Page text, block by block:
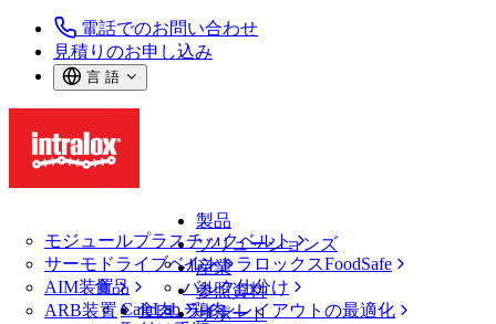
電話でのお問い合わせ
見積りのお申し込み
言 語
製品
モジュールプラスチックベルト
サーモドライブベルト
AIM装置
ARB装置
ソリューションズ
イントラロックスFoodSafe
バルク仕分け
ラインレイアウトの最適化
産業
食品
食肉、鶏肉
参照資料
CalcLab
サポート